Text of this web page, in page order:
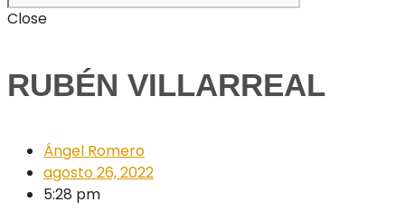
Close
RUBÉN VILLARREAL
Ángel Romero
agosto 26, 2022
5:28 pm